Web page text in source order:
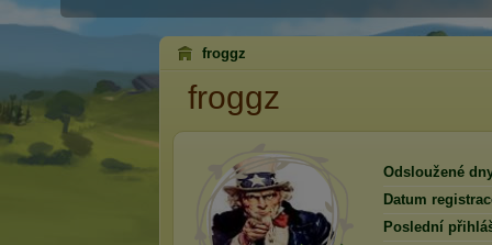
froggz
froggz
Odsloužené
Datum
Poslední